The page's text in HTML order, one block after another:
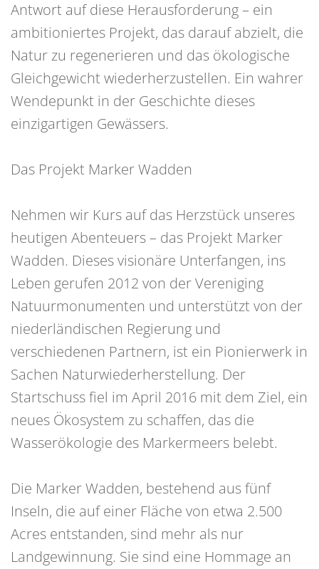
Antwort auf diese Herausforderung – ein
ambitioniertes Projekt, das darauf abzielt, die
Natur zu regenerieren und das ökologische
Gleichgewicht wiederherzustellen. Ein wahrer
Wendepunkt in der Geschichte dieses
einzigartigen Gewässers.
Das Projekt Marker Wadden
Nehmen wir Kurs auf das Herzstück unseres
heutigen Abenteuers – das Projekt Marker
Wadden. Dieses visionäre Unterfangen, ins
Leben gerufen 2012 von der Vereniging
Natuurmonumenten und unterstützt von der
niederländischen Regierung und
verschiedenen Partnern, ist ein Pionierwerk in
Sachen Naturwiederherstellung. Der
Startschuss fiel im April 2016 mit dem Ziel, ein
neues Ökosystem zu schaffen, das die
Wasserökologie des Markermeers belebt.
Die Marker Wadden, bestehend aus fünf
Inseln, die auf einer Fläche von etwa 2.500
Acres entstanden, sind mehr als nur
Landgewinnung. Sie sind eine Hommage an